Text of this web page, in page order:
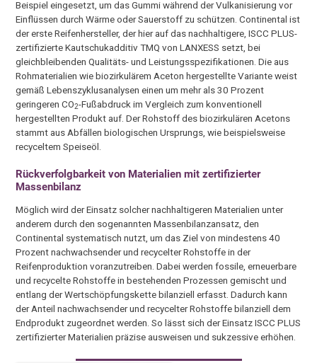
Beispiel eingesetzt, um das Gummi während der Vulkanisierung vor
Einflüssen durch Wärme oder Sauerstoff zu schützen. Continental ist
der erste Reifenhersteller, der hier auf das nachhaltigere, ISCC PLUS-
zertifizierte Kautschukadditiv TMQ von LANXESS setzt, bei
gleichbleibenden Qualitäts- und Leistungsspezifikationen. Die aus
Rohmaterialien wie biozirkulärem Aceton hergestellte Variante weist
gemäß Lebenszyklusanalysen einen um mehr als 30 Prozent
geringeren CO2-Fußabdruck im Vergleich zum konventionell
hergestellten Produkt auf. Der Rohstoff des biozirkulären Acetons
stammt aus Abfällen biologischen Ursprungs, wie beispielsweise
recyceltem Speiseöl.
Rückverfolgbarkeit von Materialien mit zertifizierter
Massenbilanz
Möglich wird der Einsatz solcher nachhaltigeren Materialien unter
anderem durch den sogenannten Massenbilanzansatz, den
Continental systematisch nutzt, um das Ziel von mindestens 40
Prozent nachwachsender und recycelter Rohstoffe in der
Reifenproduktion voranzutreiben. Dabei werden fossile, erneuerbare
und recycelte Rohstoffe in bestehenden Prozessen gemischt und
entlang der Wertschöpfungskette bilanziell erfasst. Dadurch kann
der Anteil nachwachsender und recycelter Rohstoffe bilanziell dem
Endprodukt zugeordnet werden. So lässt sich der Einsatz ISCC PLUS
zertifizierter Materialien präzise ausweisen und sukzessive erhöhen.